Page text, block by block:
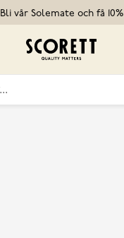
Bli vår Solemate och få 10%